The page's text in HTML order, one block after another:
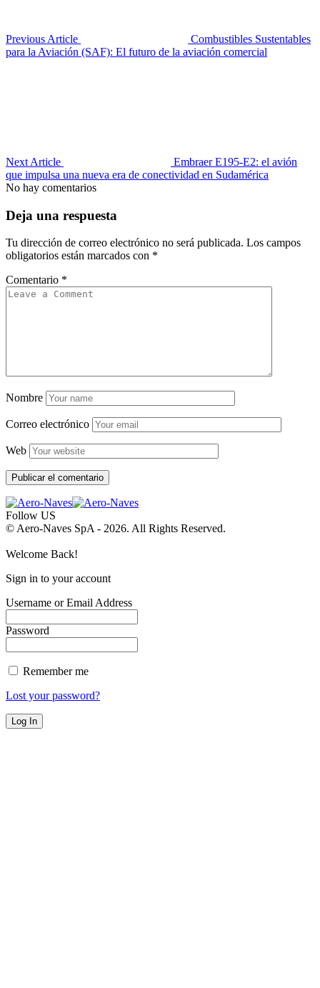
Previous Article
Combustibles Sustentables
para la Aviación (SAF): El futuro de la aviación comercial
Next Article
Embraer E195-E2: el avión
que impulsa una nueva era de conectividad en Sudamérica
No hay comentarios
Deja una respuesta
Tu dirección de correo electrónico no será publicada. Los campos
obligatorios están marcados con *
Comentario *
Nombre
Correo electrónico
Web
Follow US
© Aero-Naves SpA - 2026. All Rights Reserved.
Welcome Back!
Sign in to your account
Username or Email Address
Password
Remember me
Lost your password?